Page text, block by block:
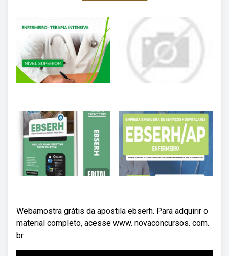
Webamostra grátis da apostila ebserh. Para adquirir o
material completo, acesse www. novaconcursos. com.
br.